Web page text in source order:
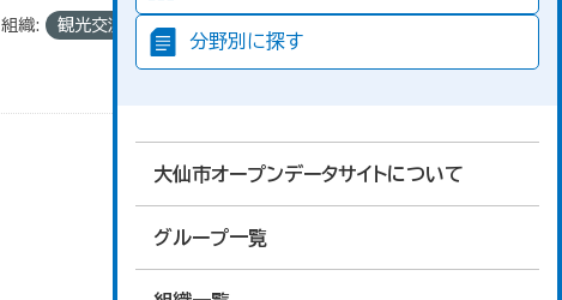
分野別に探す
大仙市オープンデータサイトについて
グループ一覧
組織: 観光交流課